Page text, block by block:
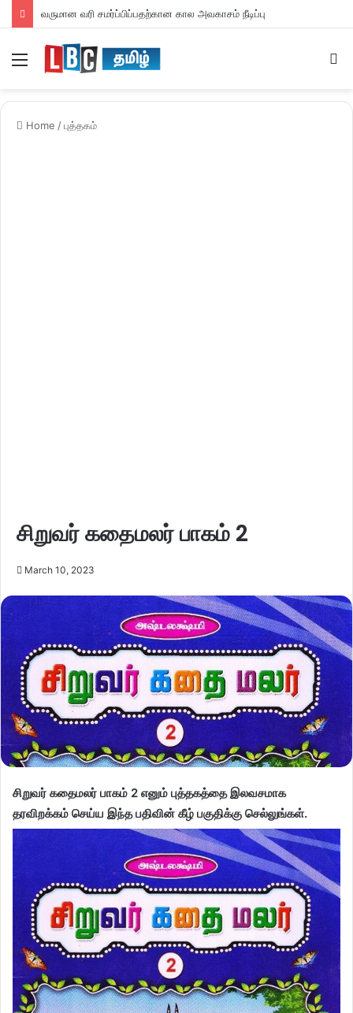
வருமான வரி சமர்ப்பிப்பதற்கான கால அவகாசம் நீடிப்பு
Home /புத்தகம்
சிறுவர் கதைமலர் பாகம் 2
March 10, 2023
சிறுவர் கதைமலர் பாகம் 2 எனும் புத்தகத்தை இலவசமாக
தரவிறக்கம் செய்ய இந்த பதிவின் கீழ் பகுதிக்கு செல்லுங்கள்.